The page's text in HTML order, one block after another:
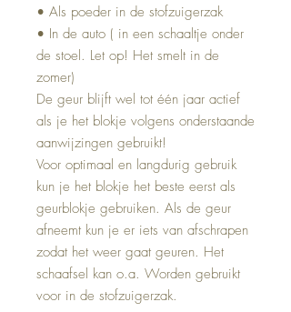
• Als poeder in de stofzuigerzak
• In de auto ( in een schaaltje onder
de stoel. Let op! Het smelt in de
zomer)
De geur blijft wel tot één jaar actief
als je het blokje volgens onderstaande
aanwijzingen gebruikt!
Voor optimaal en langdurig gebruik
kun je het blokje het beste eerst als
geurblokje gebruiken. Als de geur
afneemt kun je er iets van afschrapen
zodat het weer gaat geuren. Het
schaafsel kan o.a. Worden gebruikt
voor in de stofzuigerzak.